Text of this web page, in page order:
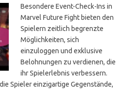
Besondere Event-Check-Ins in
Marvel Future Fight bieten den
Spielern zeitlich begrenzte
Möglichkeiten, sich
einzuloggen und exklusive
Belohnungen zu verdienen, die
ihr Spielerlebnis verbessern.
Spieler einzigartige Gegenstände,